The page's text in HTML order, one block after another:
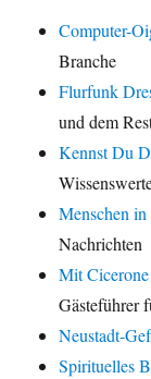
Computer-
Branche
Flurfunk
und dem
Kennst Du
Menschen in
Nachrichten
Mit
Gästeführer
Neustadt-
Spirituelles